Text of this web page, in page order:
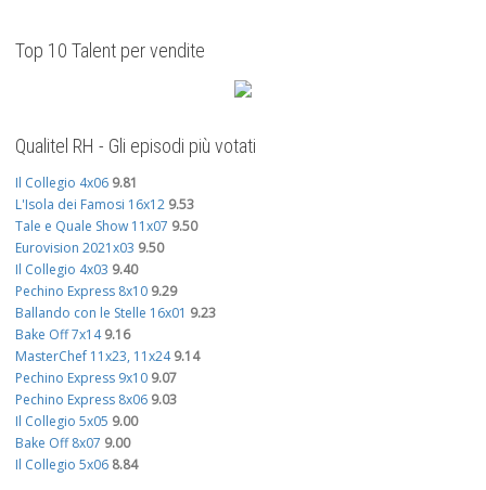
Top 10 Talent per vendite
Qualitel RH - Gli episodi più votati
Il Collegio 4x06 9.81
L'Isola dei Famosi 16x12 9.53
Tale e Quale Show 11x07 9.50
Eurovision 2021x03 9.50
Il Collegio 4x03 9.40
Pechino Express 8x10 9.29
Ballando con le Stelle 16x01 9.23
Bake Off 7x14 9.16
MasterChef 11x23, 11x24 9.14
Pechino Express 9x10 9.07
Pechino Express 8x06 9.03
Il Collegio 5x05 9.00
Bake Off 8x07 9.00
Il Collegio 5x06 8.84